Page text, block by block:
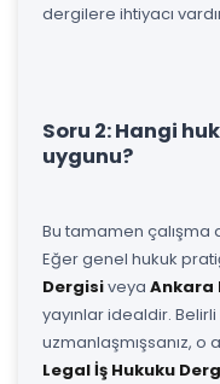
dergilere ihtiyacı
Soru 2: Hangi
uygunu?
Bu tamamen çalışma
Eğer genel hukuk
Dergisiveya Ankara
yayınlar idealdir.
uzmanlaşmışsanız,
Legal İş Hukuku